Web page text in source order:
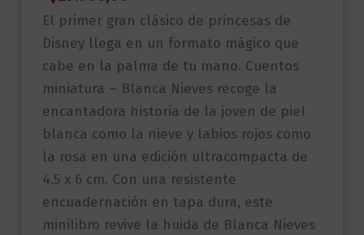
El primer gran clásico de princesas de
Disney llega en un formato mágico que
cabe en la palma de tu mano. Cuentos
miniatura – Blanca Nieves recoge la
encantadora historia de la joven de piel
blanca como la nieve y labios rojos como
la rosa en una edición ultracompacta de
4.5 x 6 cm. Con una resistente
encuadernación en tapa dura, este
minilibro revive la huida de Blanca Nieves